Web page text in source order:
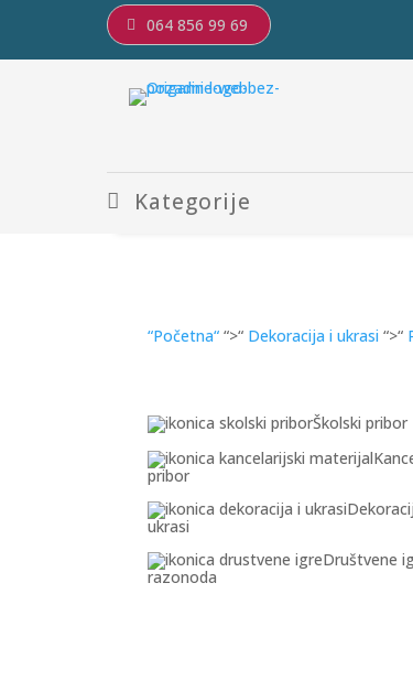
064 856 99 69
Kategorije
“Početna“ “>“ Dekoracija i ukrasi “>“
Školski pribor
pribor
ukrasi
Društvene
razonoda